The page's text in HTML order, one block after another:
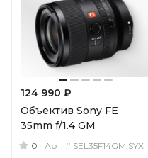
124 990 ₽
Объектив Sony FE
35mm f/1.4 GM
0 Арт. # SEL35F14GM.SYX